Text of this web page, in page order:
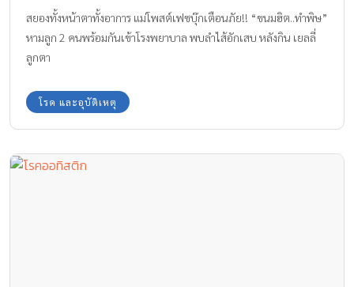
สยองทั้งหน้าตาทั้งอาการ แม่โพสต์เฟซบุ๊กเตือนภัย!! “ขนมฮิต..ทำพิษ”
หามลูก 2 คนพร้อมกันเข้าโรงพยาบาล พบลำไส้อักเสบ หลังกิน เยลลี่
ลูกตา
โรค และอุบัติเหตุ